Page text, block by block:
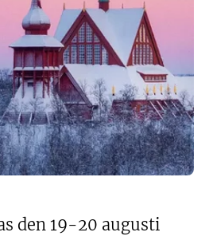
den 19-20 augusti